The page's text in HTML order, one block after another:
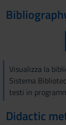
Visualizza la
Sistema
testi in
Didactic